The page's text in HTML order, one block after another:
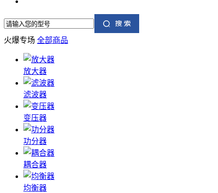
火爆专场 全部商品
放大器
滤波器
变压器
功分器
耦合器
均衡器